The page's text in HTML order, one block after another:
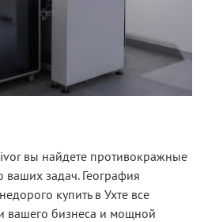
вы найдете противокражные
задач. География
купить в Ухте все
вашего бизнеса и мощной